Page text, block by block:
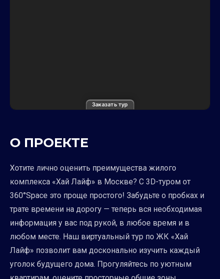
Заказать тур
О ПРОЕКТЕ
Хотите лично оценить преимущества жилого
комплекса «Хай Лайф» в Москве? С 3D-туром от
360°Space это проще простого! Забудьте о пробках и
трате времени на дорогу — теперь вся необходимая
информация у вас под рукой, в любое время и в
любом месте. Наш виртуальный тур по ЖК «Хай
Лайф» позволит вам досконально изучить каждый
уголок будущего дома. Прогуляйтесь по уютным